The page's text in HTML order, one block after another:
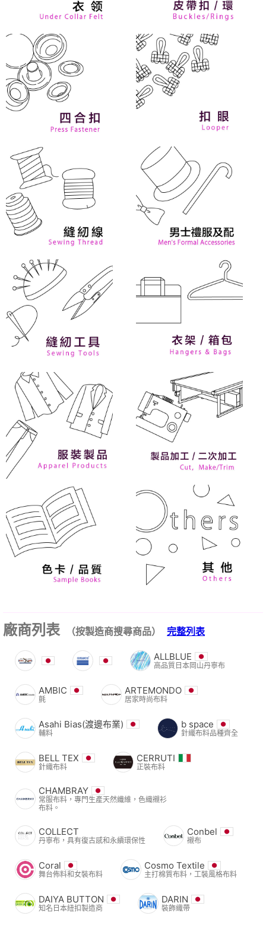
廠商列表 （按製造商搜尋商品） 完整列表
ALLBLUE
高品質日本岡山丹寧布
AMBIC
氈
ARTEMONDO
居家時尚布料
Asahi Bias(渡邊布業)
輔料
b space
針織布料品種齊全
BELL TEX
針織布料
CERRUTI
正裝布料
CHAMBRAY
常服布料，專門生產天然纖維，色織襯衫
布料。
COLLECT
丹寧布，具有復古感和永續環保性
Conbel
襯布
Coral
舞台佈料和女裝布料
Cosmo Textile
主打棉質布料，工裝風格布料
DAIYA BUTTON
知名日本紐扣製造商
DARIN
裝飾織帶